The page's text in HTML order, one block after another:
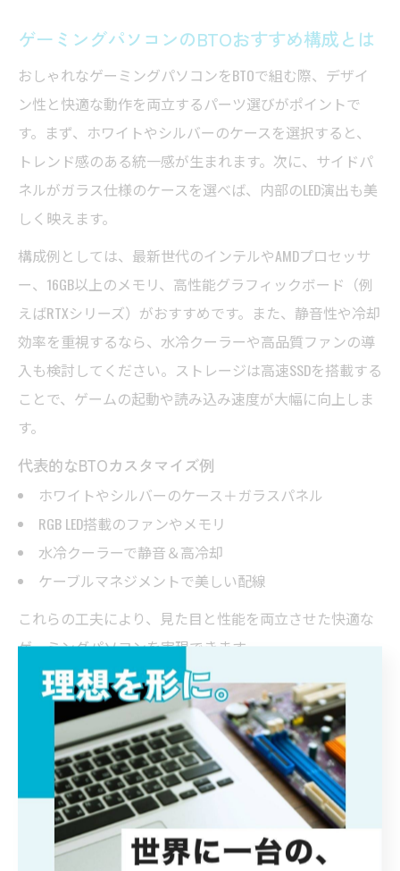
ゲーミングパソコンのBTOおすすめ構成とは
おしゃれなゲーミングパソコンをBTOで組む際、デザイ
ン性と快適な動作を両立するパーツ選びがポイントで
す。まず、ホワイトやシルバーのケースを選択すると、
トレンド感のある統一感が生まれます。次に、サイドパ
ネルがガラス仕様のケースを選べば、内部のLED演出も美
しく映えます。
構成例としては、最新世代のインテルやAMDプロセッサ
ー、16GB以上のメモリ、高性能グラフィックボード（例
えばRTXシリーズ）がおすすめです。また、静音性や冷却
効率を重視するなら、水冷クーラーや高品質ファンの導
入も検討してください。ストレージは高速SSDを搭載する
ことで、ゲームの起動や読み込み速度が大幅に向上しま
す。
代表的なBTOカスタマイズ例
ホワイトやシルバーのケース＋ガラスパネル
RGB LED搭載のファンやメモリ
水冷クーラーで静音＆高冷却
ケーブルマネジメントで美しい配線
これらの工夫により、見た目と性能を両立させた快適な
ゲーミングパソコンを実現できます。
おしゃれなゲーミングパソコンの内部パーツ
内部パーツの選定は、おしゃれなゲーミングパソコン作
りに欠かせません。まず注目したいのは、メモリやグラ
フィックボードのデザインです。最近は、RGB LED内蔵や
ホワイトカラーのパーツが増えており、統一感のある美